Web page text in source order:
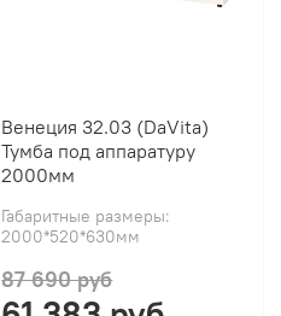
Венеция 32.03 (DaVita)
Тумба под аппаратуру
2000мм
Габаритные размеры:
2000*520*630мм
87 690 руб